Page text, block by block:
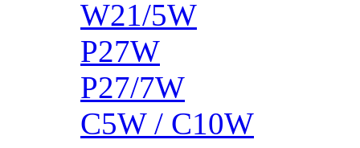
W21/5W
P27W
P27/7W
C5W / C10W